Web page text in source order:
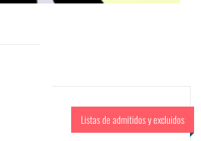
Listas de admitidos y excluidos